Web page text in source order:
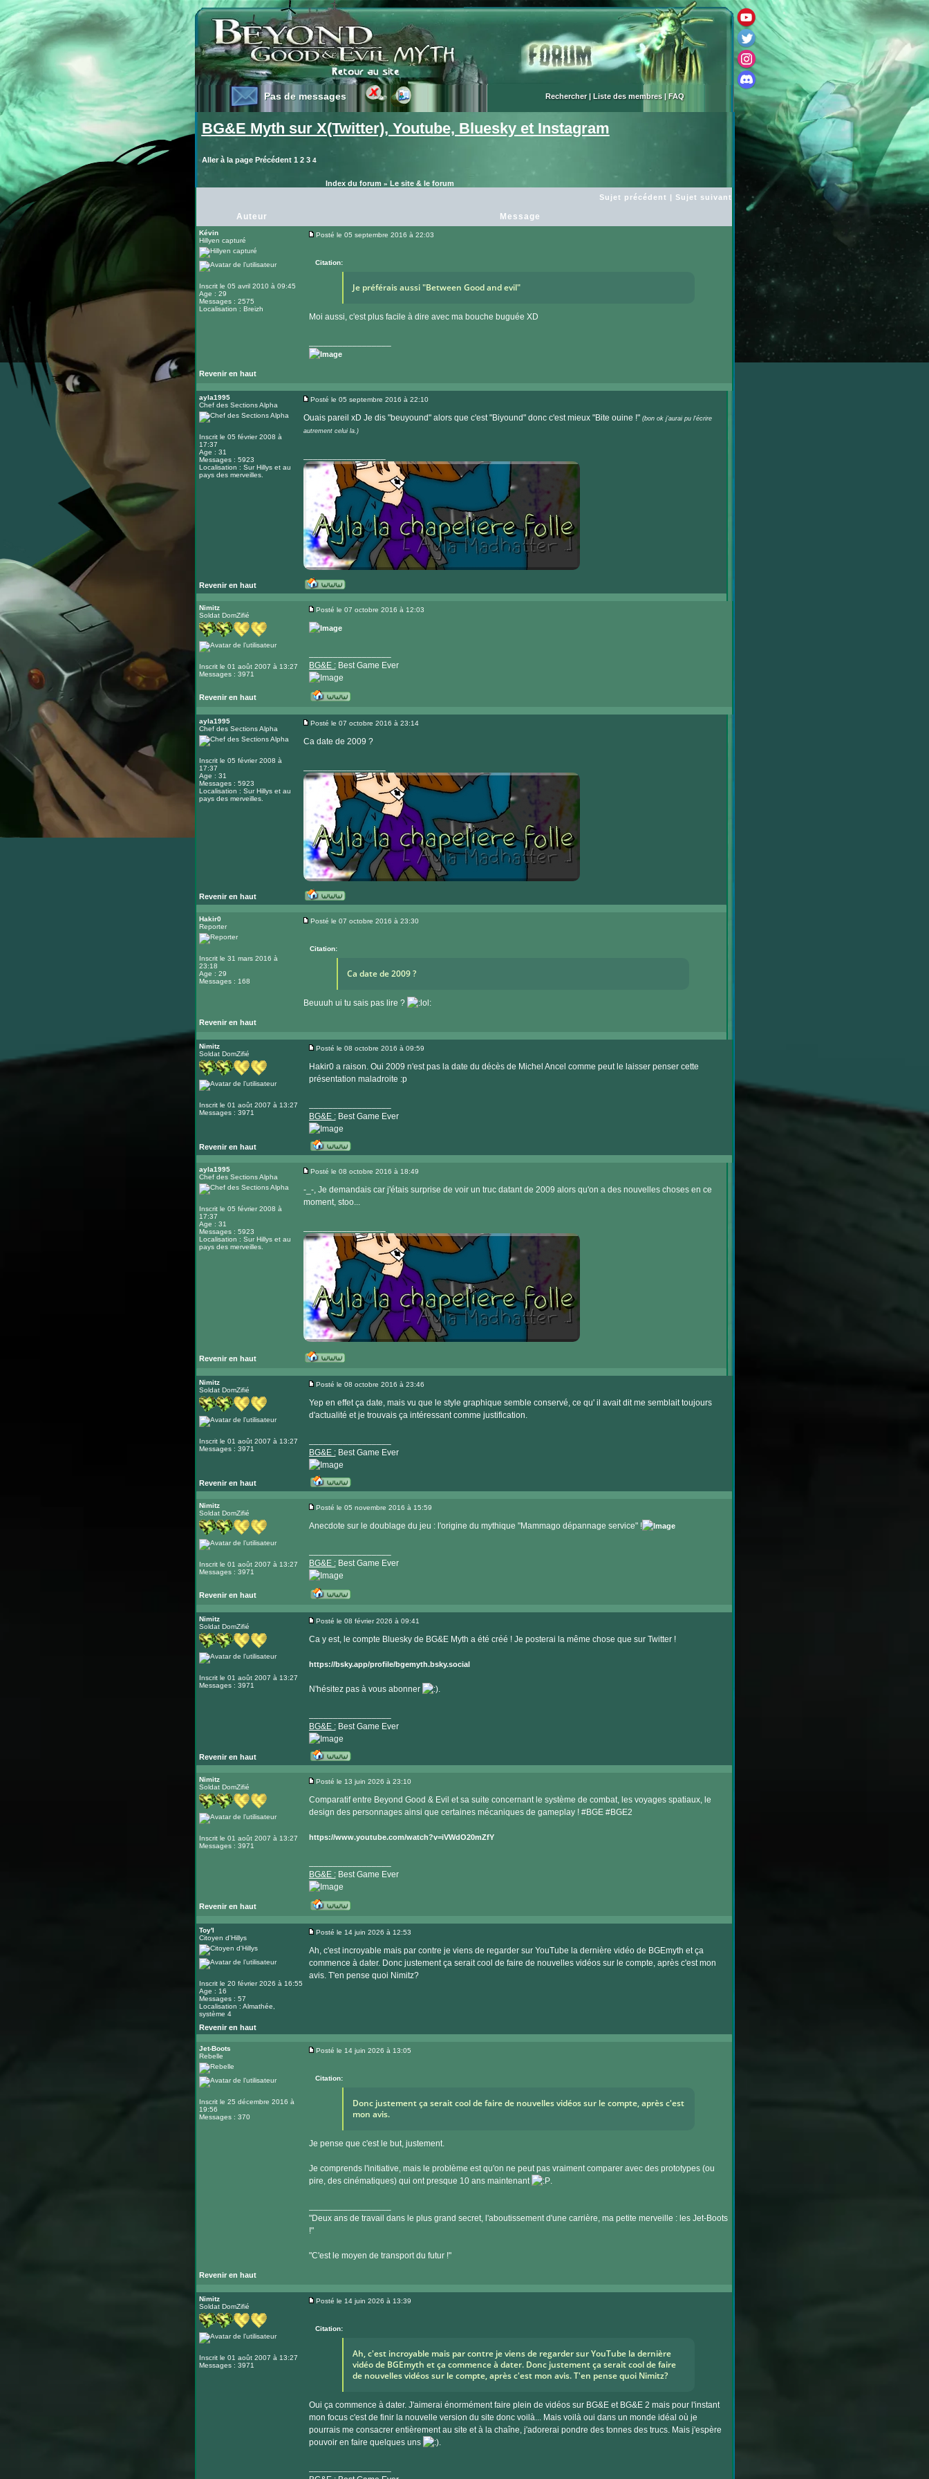
Pas de messages
Pas de messages Rechercher| Liste des membres|FAQ
BG&E Myth sur X(Twitter), Youtube, Bluesky et Instagram
Aller à la page Précédent 1 2 3 4
Index du forum » Le site & le forum
Sujet précédent | Sujet suivant
Auteur Message
Kévin
Hillyen capturé
Inscrit le 05 avril 2010 à 09:45
Age : 29
Messages : 2575
Localisation : Breizh
Posté le 05 septembre 2016 à 22:03
Citation:
Je préférais aussi "Between Good and evil"
Moi aussi, c'est plus facile à dire avec ma bouche buguée XD
Revenir en haut
ayla1995
Chef des Sections Alpha
Inscrit le 05 février 2008 à
17:37
Age : 31
Messages : 5923
Localisation : Sur Hillys et au
pays des merveilles.
Posté le 05 septembre 2016 à 22:10
Ouais pareil xD Je dis "beuyound" alors que c'est "Biyound" donc c'est mieux "Bite ouine !" (bon ok j'aurai pu l'écrire
autrement celui la.)
Revenir en haut
Visiter
site
Nimitz
Soldat DomZifié
Inscrit le 01 août 2007 à 13:27
Messages : 3971
Posté le 07 octobre 2016 à 12:03
BG&E :Best Game Ever
Revenir en haut
le
site
ayla1995
Chef des Sections Alpha
Inscrit le 05 février 2008 à
17:37
Age : 31
Messages : 5923
Localisation : Sur Hillys et au
pays des merveilles.
Posté le 07 octobre 2016 à 23:14
Ca date de 2009 ?
Revenir en haut
Visiter
site
Hakir0
Reporter
Inscrit le 31 mars 2016 à
23:18
Age : 29
Messages : 168
Posté le 07 octobre 2016 à 23:30
Citation:
Ca date de 2009 ?
Beuuuh ui tu sais pas lire ?
Revenir en haut
Nimitz
Soldat DomZifié
Inscrit le 01 août 2007 à 13:27
Messages : 3971
Posté le 08 octobre 2016 à 09:59
Hakir0 a raison. Oui 2009 n'est pas la date du décès de Michel Ancel comme peut le laisser penser cette
présentation maladroite :p
BG&E :Best Game Ever
Revenir en haut
Visiter
site
ayla1995
Chef des Sections Alpha
Inscrit le 05 février 2008 à
17:37
Age : 31
Messages : 5923
Localisation : Sur Hillys et au
pays des merveilles.
Posté le 08 octobre 2016 à 18:49
-_-, Je demandais car j'étais surprise de voir un truc datant de 2009 alors qu'on a des nouvelles choses en ce
moment, stoo...
Revenir en haut
le
site
Nimitz
Soldat DomZifié
Inscrit le 01 août 2007 à 13:27
Messages : 3971
Posté le 08 octobre 2016 à 23:46
Yep en effet ça date, mais vu que le style graphique semble conservé, ce qu' il avait dit me semblait toujours
d'actualité et je trouvais ça intéressant comme justification.
BG&E :Best Game Ever
Revenir en haut
Visiter
site
Nimitz
Soldat DomZifié
Inscrit le 01 août 2007 à 13:27
Messages : 3971
Posté le 05 novembre 2016 à 15:59
Anecdote sur le doublage du jeu : l'origine du mythique "Mammago dépannage service" !
BG&E :Best Game Ever
Revenir en haut
le
site
Nimitz
Soldat DomZifié
Inscrit le 01 août 2007 à 13:27
Messages : 3971
Posté le 08 février 2026 à 09:41
Ca y est, le compte Bluesky de BG&E Myth a été créé ! Je posterai la même chose que sur Twitter !
https://bsky.app/profile/bgemyth.bsky.social
N'hésitez pas à vous abonner .
BG&E :Best Game Ever
Revenir en haut
Visiter
site
Nimitz
Soldat DomZifié
Inscrit le 01 août 2007 à 13:27
Messages : 3971
Posté le 13 juin 2026 à 23:10
Comparatif entre Beyond Good & Evil et sa suite concernant le système de combat, les voyages spatiaux, le
design des personnages ainsi que certaines mécaniques de gameplay ! #BGE #BGE2
https://www.youtube.com/watch?v=iVWdO20mZfY
BG&E :Best Game Ever
Revenir en haut
le
site
Toy'l
Citoyen d'Hillys
Inscrit le 20 février 2026 à 16:55
Age : 16
Messages : 57
Localisation : Almathée,
système 4
Posté le 14 juin 2026 à 12:53
Ah, c'est incroyable mais par contre je viens de regarder sur YouTube la dernière vidéo de BGEmyth et ça
commence à dater. Donc justement ça serait cool de faire de nouvelles vidéos sur le compte, après c'est mon
avis. T'en pense quoi Nimitz?
Revenir en haut
Jet-Boots
Rebelle
Inscrit le 25 décembre 2016 à
19:56
Messages : 370
Posté le 14 juin 2026 à 13:05
Citation:
Donc justement ça serait cool de faire de nouvelles vidéos sur le compte, après c'est
mon avis.
Je pense que c'est le but, justement.
Je comprends l'initiative, mais le problème est qu'on ne peut pas vraiment comparer avec des prototypes (ou
pire, des cinématiques) qui ont presque 10 ans maintenant
.
"Deux ans de travail dans le plus grand secret, l'aboutissement d'une carrière, ma petite merveille : les Jet-Boots
!"
"C'est le moyen de transport du futur !"
Revenir en haut
Nimitz
Soldat DomZifié
Inscrit le 01 août 2007 à 13:27
Messages : 3971
Posté le 14 juin 2026 à 13:39
Citation:
Ah, c'est incroyable mais par contre je viens de regarder sur YouTube la dernière
vidéo de BGEmyth et ça commence à dater. Donc justement ça serait cool de faire
de nouvelles vidéos sur le compte, après c'est mon avis. T'en pense quoi Nimitz?
Oui ça commence à dater. J'aimerai énormément faire plein de vidéos sur BG&E et BG&E 2 mais pour l'instant
mon focus c'est de finir la nouvelle version du site donc voilà... Mais voilà oui dans un monde idéal où je
pourrais me consacrer entièrement au site et à la chaîne, j'adorerai pondre des tonnes des trucs. Mais j'espère
pouvoir en faire quelques uns
.